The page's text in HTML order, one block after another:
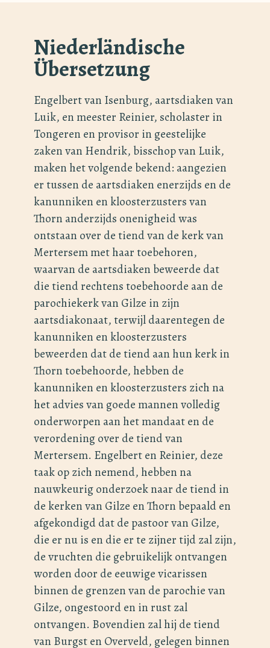
Niederländische
Übersetzung
Engelbert van Isenburg, aartsdiaken van
Luik, en meester Reinier, scholaster in
Tongeren en provisor in geestelijke
zaken van Hendrik, bisschop van Luik,
maken het volgende bekend: aangezien
er tussen de aartsdiaken enerzijds en de
kanunniken en kloosterzusters van
Thorn anderzijds onenigheid was
ontstaan over de tiend van de kerk van
Mertersem met haar toebehoren,
waarvan de aartsdiaken beweerde dat
die tiend rechtens toebehoorde aan de
parochiekerk van Gilze in zijn
aartsdiakonaat, terwijl daarentegen de
kanunniken en kloosterzusters
beweerden dat de tiend aan hun kerk in
Thorn toebehoorde, hebben de
kanunniken en kloosterzusters zich na
het advies van goede mannen volledig
onderworpen aan het mandaat en de
verordening over de tiend van
Mertersem. Engelbert en Reinier, deze
taak op zich nemend, hebben na
nauwkeurig onderzoek naar de tiend in
de kerken van Gilze en Thorn bepaald en
afgekondigd dat de pastoor van Gilze,
die er nu is en die er te zijner tijd zal zijn,
de vruchten die gebruikelijk ontvangen
worden door de eeuwige vicarissen
binnen de grenzen van de parochie van
Gilze, ongestoord en in rust zal
ontvangen. Bovendien zal hij de tiend
van Burgst en Overveld, gelegen binnen